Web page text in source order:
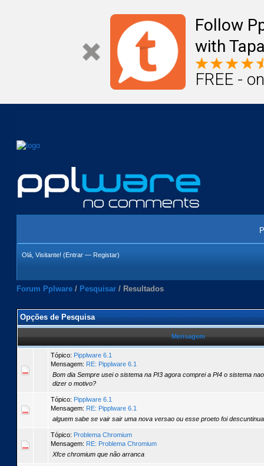
Follow
with
FREE -
Olá, Visitante! (Entrar — Registar)
Forum Pplware / Pesquisar / Resultados
Opções de Pesquisa
Mensagem
Tópico: Pipplware 6.1
Mensagem: RE: Pipplware 6.1
Bom dia Sempre usei o sistema na PI3 agora comprei a PI4 o sistema
dizer o motivo?
Tópico: Pipplware 6.1
Mensagem: RE: Pipplware 6.1
alguem sabe se vair sair uma nova versao ou esse proeto foi
Tópico: Problema Chromium
Mensagem: RE: Problema Chromium
Xfce chromium que não arranca